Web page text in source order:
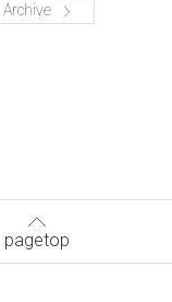
Archive
pagetop